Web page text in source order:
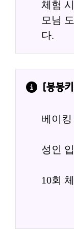
체험
모님
다.
[봉봉
베이킹
성인
10회